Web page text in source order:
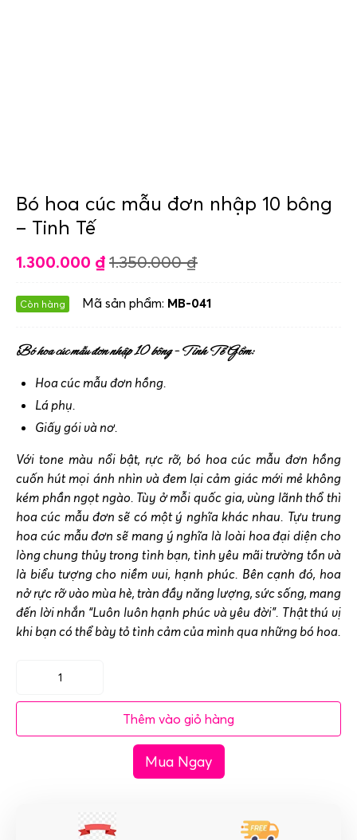
Bó hoa cúc mẫu đơn nhập 10 bông
– Tinh Tế
1.300.000 ₫ 1.350.000₫
Còn hàng Mã sản phẩm: MB-041
Bó hoa cúc mẫu đơn nhập 10 bông – Tinh Tế Gồm:
Hoa cúc mẫu đơn hồng.
Lá phụ.
Giấy gói và nơ.
Với tone màu nổi bật, rực rỡ, bó hoa cúc mẫu đơn hồng
cuốn hút mọi ánh nhìn và đem lại cảm giác mới mẻ không
kém phần ngọt ngào. Tùy ở mỗi quốc gia, vùng lãnh thổ thì
hoa cúc mẫu đơn sẽ có một ý nghĩa khác nhau. Tựu trung
hoa cúc mẫu đơn sẽ mang ý nghĩa là loài hoa đại diện cho
lòng chung thủy trong tình bạn, tình yêu mãi trường tồn và
là biểu tượng cho niềm vui, hạnh phúc. Bên cạnh đó, hoa
nở rực rỡ vào mùa hè, tràn đầy năng lượng, sức sống, mang
đến lời nhắn “Luôn luôn hạnh phúc và yêu đời”. Thật thú vị
khi bạn có thể bày tỏ tình cảm của mình qua những bó hoa.
Bó
hoa
Thêm vào giỏ hàng
Mua Ngay